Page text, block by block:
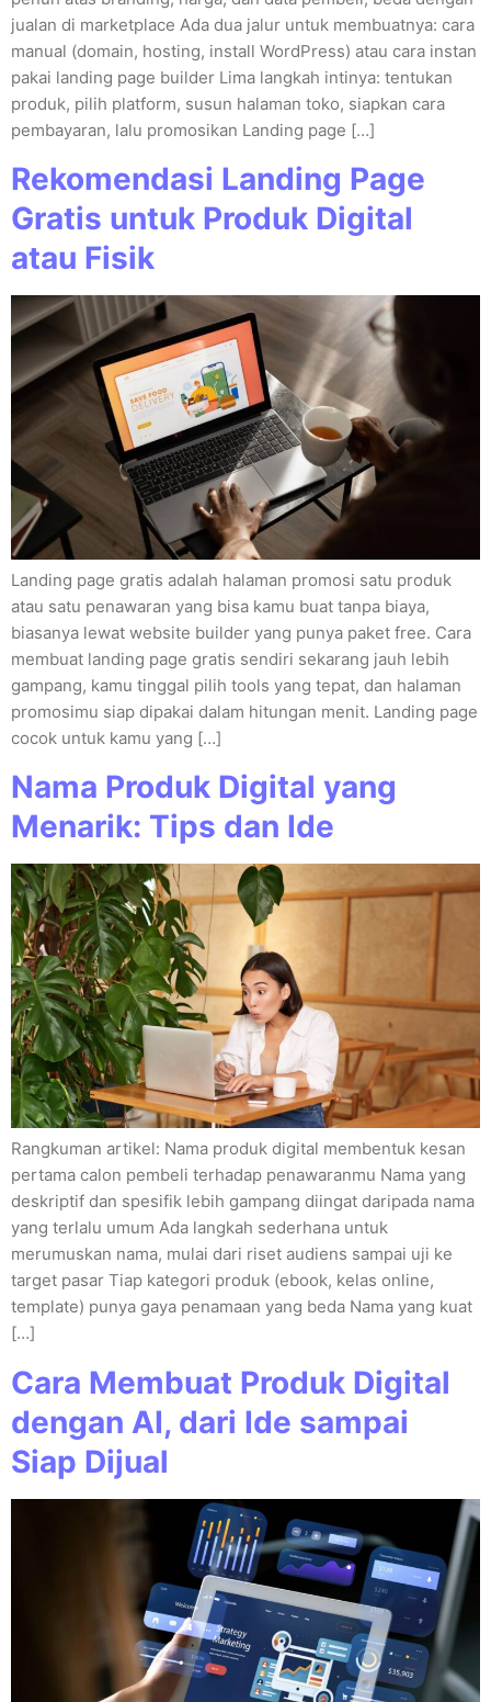
jualan di marketplace Ada dua jalur untuk membuatnya: cara
manual (domain, hosting, install WordPress) atau cara instan
pakai landing page builder Lima langkah intinya: tentukan
produk, pilih platform, susun halaman toko, siapkan cara
pembayaran, lalu promosikan Landing page […]
Rekomendasi Landing Page
Gratis untuk Produk Digital
atau Fisik
Landing page gratis adalah halaman promosi satu produk
atau satu penawaran yang bisa kamu buat tanpa biaya,
biasanya lewat website builder yang punya paket free. Cara
membuat landing page gratis sendiri sekarang jauh lebih
gampang, kamu tinggal pilih tools yang tepat, dan halaman
promosimu siap dipakai dalam hitungan menit. Landing page
cocok untuk kamu yang […]
Nama Produk Digital yang
Menarik: Tips dan Ide
Rangkuman artikel: Nama produk digital membentuk kesan
pertama calon pembeli terhadap penawaranmu Nama yang
deskriptif dan spesifik lebih gampang diingat daripada nama
yang terlalu umum Ada langkah sederhana untuk
merumuskan nama, mulai dari riset audiens sampai uji ke
target pasar Tiap kategori produk (ebook, kelas online,
template) punya gaya penamaan yang beda Nama yang kuat
[…]
Cara Membuat Produk Digital
dengan AI, dari Ide sampai
Siap Dijual